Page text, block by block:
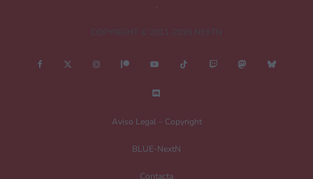
Aviso Legal – Copyright
BLUE-NextN
Contacta